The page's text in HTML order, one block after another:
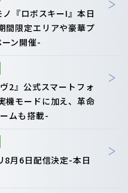
『ロボスキーI』本日
間限定エリアや豪華プ
ン開催-
2』公式スマートフォ
モードに加え、革命
ムも搭載-
8月6日配信決定-本日